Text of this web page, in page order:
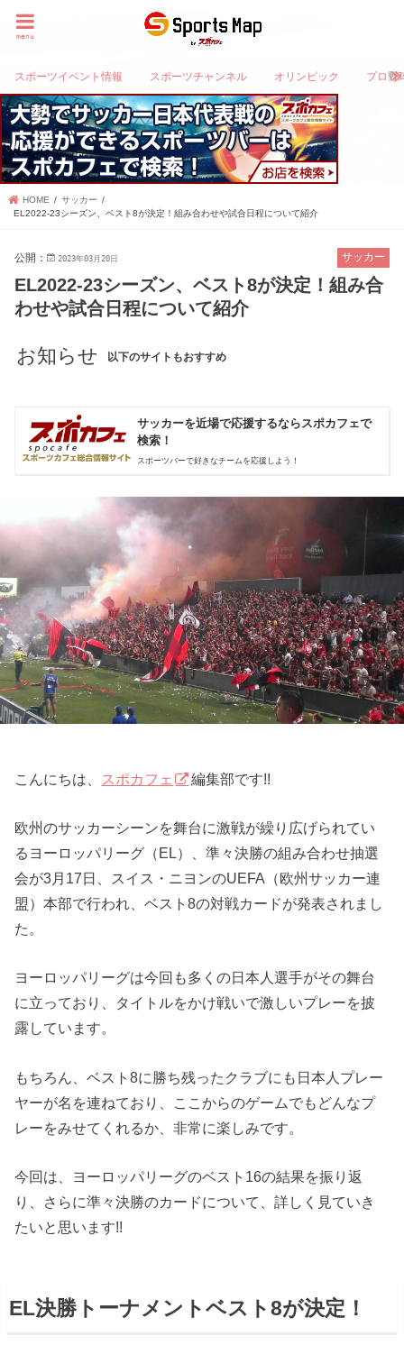
menu
スポーツイベント情報 スポーツチャンネル オリンピック プロ野
HOME
サッカー
EL2022-23シーズン、ベスト8が決定！組み合わせや試合日程について紹介
サッカー
公開： 2023年03月20日
EL2022-23シーズン、ベスト8が決定！組み合
わせや試合日程について紹介
お知らせ 以下のサイトもおすすめ
サッカーを近場で応援するならスポカフェで
検索！
スポーツバーで好きなチームを応援しよう！
こんにちは、 スポカフェ 編集部です!!
欧州のサッカーシーンを舞台に激戦が繰り広げられてい
るヨーロッパリーグ（EL）、準々決勝の組み合わせ抽選
会が3月17日、スイス・ニヨンのUEFA（欧州サッカー連
盟）本部で行われ、ベスト8の対戦カードが発表されまし
た。
ヨーロッパリーグは今回も多くの日本人選手がその舞台
に立っており、タイトルをかけ戦いで激しいプレーを披
露しています。
もちろん、ベスト8に勝ち残ったクラブにも日本人プレー
ヤーが名を連ねており、ここからのゲームでもどんなプ
レーをみせてくれるか、非常に楽しみです。
今回は、ヨーロッパリーグのベスト16の結果を振り返
り、さらに準々決勝のカードについて、詳しく見ていき
たいと思います!!
EL決勝トーナメントベスト8が決定！